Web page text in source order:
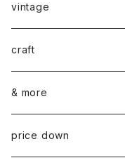
vintage
ceramics
ARABIA
GUSTAVSBERG
glass
NUUTAJÄRVI
fabric
craft
染め花Horry
山口 和宏 木の器
& more
wear
price down